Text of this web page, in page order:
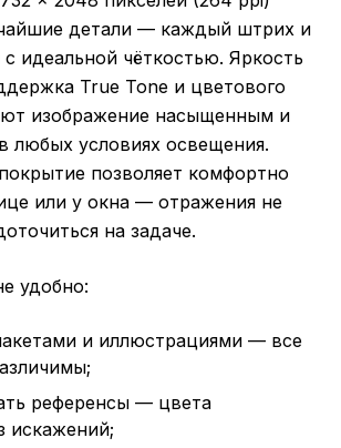
детали — каждый штрих и
идеальной чёткостью. Яркость
True Tone и цветового
изображение насыщенным и
любых условиях освещения.
позволяет комфортно
или у окна — отражения не
на задаче.
удобно:
и иллюстрациями — все
референсы — цвета
искажений;